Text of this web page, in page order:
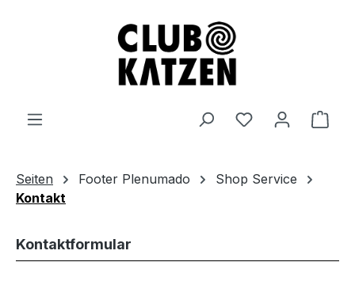
Seiten Footer Plenumado
Shop Service
Kontakt
Kontaktformular